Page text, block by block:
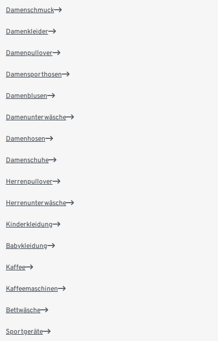
Damenschmuck
Damenkleider
Damenpullover
Damensporthosen
Damenblusen
Damenunterwäsche
Damenhosen
Damenschuhe
Herrenpullover
Herrenunterwäsche
Kinderkleidung
Babykleidung
Kaffee
Kaffeemaschinen
Bettwäsche
Sportgeräte